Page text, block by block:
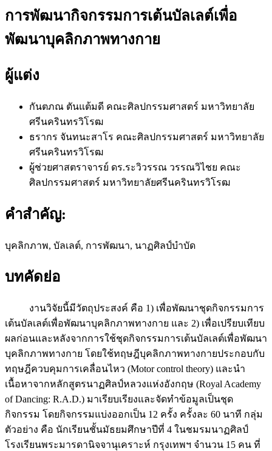
การพัฒนากิจกรรมการเต้นบัลเลต์เพื่อ
พัฒนาบุคลิกภาพทางกาย
ผู้แต่ง
กันตภณ ตันแต้มดี คณะศิลปกรรมศาสตร์ มหาวิทยาลัย
ศรีนครินทรวิโรฒ
ธรากร จันทนะสาโร คณะศิลปกรรมศาสตร์ มหาวิทยาลัย
ศรีนครินทรวิโรฒ
ผู้ช่วยศาสตราจารย์ ดร.ระวิวรรณ วรรณวิไชย คณะ
ศิลปกรรมศาสตร์ มหาวิทยาลัยศรีนครินทรวิโรฒ
คำสำคัญ:
บุคลิกภาพ, บัลเลต์, การพัฒนา, นาฏศิลป์บำบัด
บทคัดย่อ
งานวิจัยนี้มีวัตถุประสงค์ คือ 1) เพื่อพัฒนาชุดกิจกรรมการ
เต้นบัลเลต์เพื่อพัฒนาบุคลิกภาพทางกาย และ 2) เพื่อเปรียบเทียบ
ผลก่อนและหลังจากการใช้ชุดกิจกรรมการเต้นบัลเลต์เพื่อพัฒนา
บุคลิกภาพทางกาย โดยใช้ทฤษฎีบุคลิกภาพทางกายประกอบกับ
ทฤษฎีควบคุมการเคลื่อนไหว (Motor control theory) และนำ
เนื้อหาจากหลักสูตรนาฏศิลป์หลวงแห่งอังกฤษ (Royal Academy
of Dancing: R.A.D.) มาเรียบเรียงและจัดทำข้อมูลเป็นชุด
กิจกรรม โดยกิจกรรมแบ่งออกเป็น 12 ครั้ง ครั้งละ 60 นาที กลุ่ม
ตัวอย่าง คือ นักเรียนชั้นมัธยมศึกษาปีที่ 4 ในชมรมนาฏศิลป์
โรงเรียนพระมารดานิจจานุเคราะห์ กรุงเทพฯ จำนวน 15 คน ที่